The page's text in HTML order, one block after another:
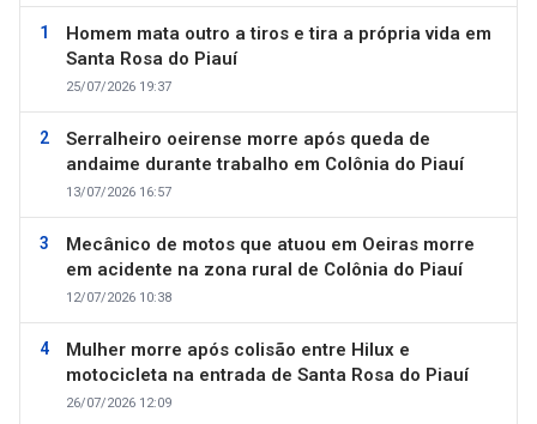
Homem mata outro a tiros e tira a própria vida em
Santa Rosa do Piauí
25/07/2026 19:37
Serralheiro oeirense morre após queda de
andaime durante trabalho em Colônia do Piauí
13/07/2026 16:57
Mecânico de motos que atuou em Oeiras morre
em acidente na zona rural de Colônia do Piauí
12/07/2026 10:38
Mulher morre após colisão entre Hilux e
motocicleta na entrada de Santa Rosa do Piauí
26/07/2026 12:09